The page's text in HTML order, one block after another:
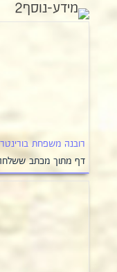
רובנה משפחת בורינטר
דף מתוך מכתב ששלחה ביולי 1936